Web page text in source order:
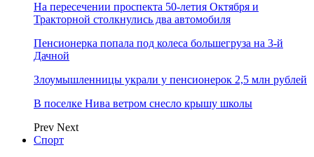
На пересечении проспекта 50-летия Октября и
Тракторной столкнулись два автомобиля
Пенсионерка попала под колеса большегруза на 3-й
Дачной
Злоумышленницы украли у пенсионерок 2,5 млн рублей
В поселке Нива ветром снесло крышу школы
Prev Next
Спорт